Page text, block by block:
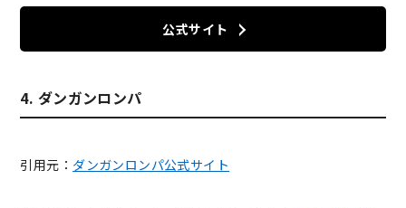
公式サイト
4. ダンガンロンパ
引用元： ダンガンロンパ公式サイト